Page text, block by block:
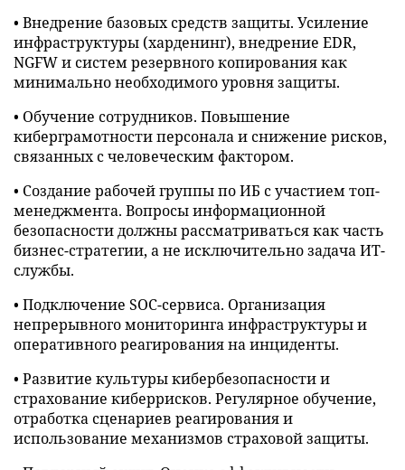
• Внедрение базовых средств защиты. Усиление
инфраструктуры (харденинг), внедрение EDR,
NGFW и систем резервного копирования как
минимально необходимого уровня защиты.
• Обучение сотрудников. Повышение
киберграмотности персонала и снижение рисков,
связанных с человеческим фактором.
• Создание рабочей группы по ИБ с участием топ-
менеджмента. Вопросы информационной
безопасности должны рассматриваться как часть
бизнес-стратегии, а не исключительно задача ИТ-
службы.
• Подключение SOC-сервиса. Организация
непрерывного мониторинга инфраструктуры и
оперативного реагирования на инциденты.
• Развитие культуры кибербезопасности и
страхование киберрисков. Регулярное обучение,
отработка сценариев реагирования и
использование механизмов страховой защиты.